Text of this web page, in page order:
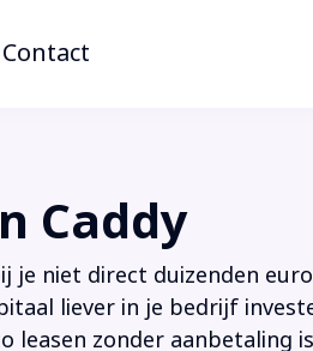
Contact
Caddy
je niet direct duizenden
liever in je bedrijf
leasen zonder aanbetaling